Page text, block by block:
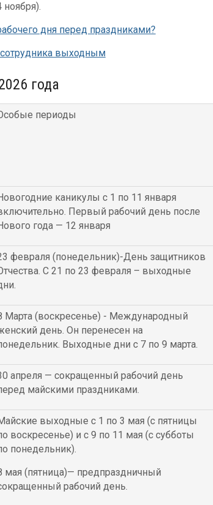
дня перед праздниками?
выходным
года
периоды
каникулы с 1 по 11 января
Первый рабочий день после
года — 12 января
февраля (понедельник)-День защитников
С 21 по 23 февраля – выходные
Марта (воскресенье) - Международный
день. Он перенесен на
Выходные дни с 7 по 9 марта.
апреля — сокращенный рабочий день
майскими праздниками.
выходные с 1 по 3 мая (с пятницы
воскресенье) и с 9 по 11 мая (с субботы
понедельник).
мая (пятница)— предпраздничный
рабочий день.